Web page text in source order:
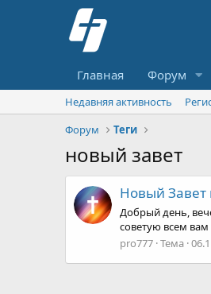
Главная Форум
Недавняя активность
Форум
Теги
новый завет
Новый Завет
Добрый день,
советую всем
pro777 Тема